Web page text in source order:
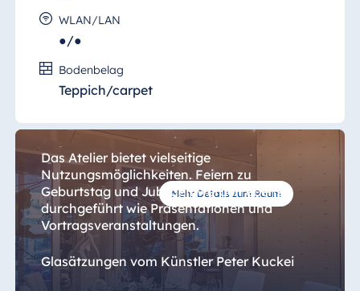
WLAN/LAN
●/●
Bodenbelag
Teppich/carpet
Mehr Details zum Raum
Showroom + Eventlocation
Atelier
Mit der Eventlocation Atelier ist die
reicher geworden.
Das Atelier bietet vielseitige
Nutzungsmöglichkeiten. Feiern zu
Geburtstag und Jubiläen werden ebenso
durchgeführt wie Präsentationen und
Vortragsveranstaltungen.
Glasätzungen vom Künstler Peter Kuckei
sorgen für eine ganz besondere Atmosphäre,